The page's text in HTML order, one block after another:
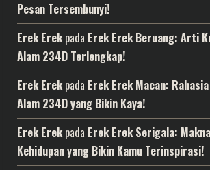
Pesan Tersembunyi!
Erek Erekpada Erek Erek Beruang: Arti
Alam 234D Terlengkap!
Erek Erekpada Erek Erek Macan:
Alam 234D yang Bikin Kaya!
Erek Erekpada Erek Erek Serigala:
Kehidupan yang Bikin Kamu Terinspirasi!